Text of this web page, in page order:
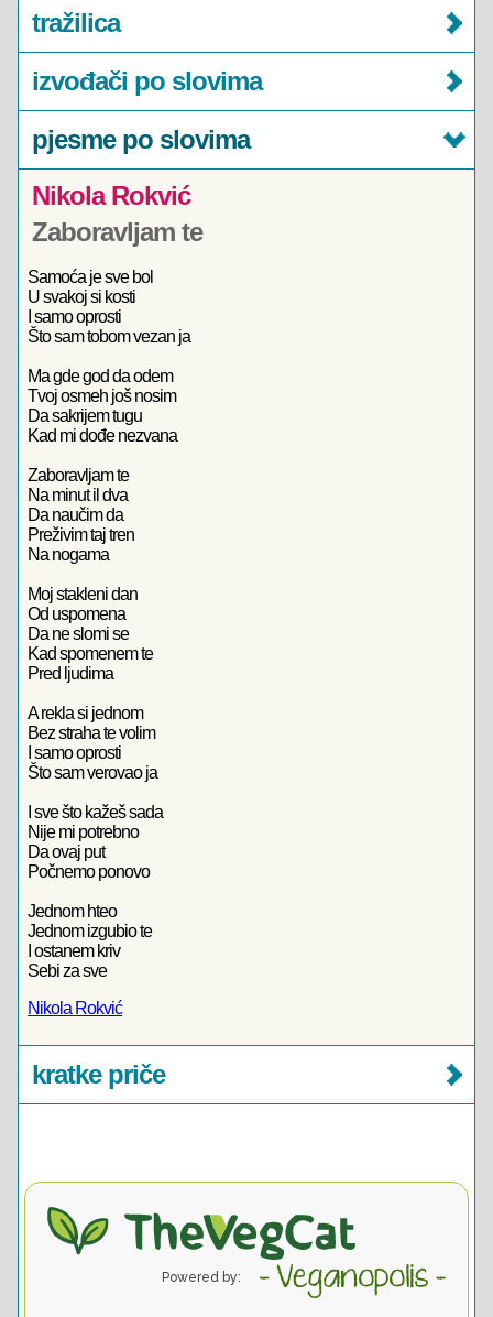
tražilica
izvođači po slovima
pjesme po slovima
Nikola Rokvić
Zaboravljam te
Samoća je sve bol
U svakoj si kosti
I samo oprosti
Što sam tobom vezan ja
Ma gde god da odem
Tvoj osmeh još nosim
Da sakrijem tugu
Kad mi dođe nezvana
Zaboravljam te
Na minut il dva
Da naučim da
Preživim taj tren
Na nogama
Moj stakleni dan
Od uspomena
Da ne slomi se
Kad spomenem te
Pred ljudima
A rekla si jednom
Bez straha te volim
I samo oprosti
Što sam verovao ja
I sve što kažeš sada
Nije mi potrebno
Da ovaj put
Počnemo ponovo
Jednom hteo
Jednom izgubio te
I ostanem kriv
Sebi za sve
Nikola Rokvić
kratke priče